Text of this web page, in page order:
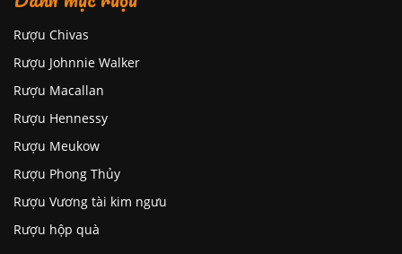
Rượu Chivas
Rượu Johnnie Walker
Rượu Macallan
Rượu Hennessy
Rượu Meukow
Rượu Phong Thủy
Rượu Vương tài kim ngưu
Rượu hộp quà